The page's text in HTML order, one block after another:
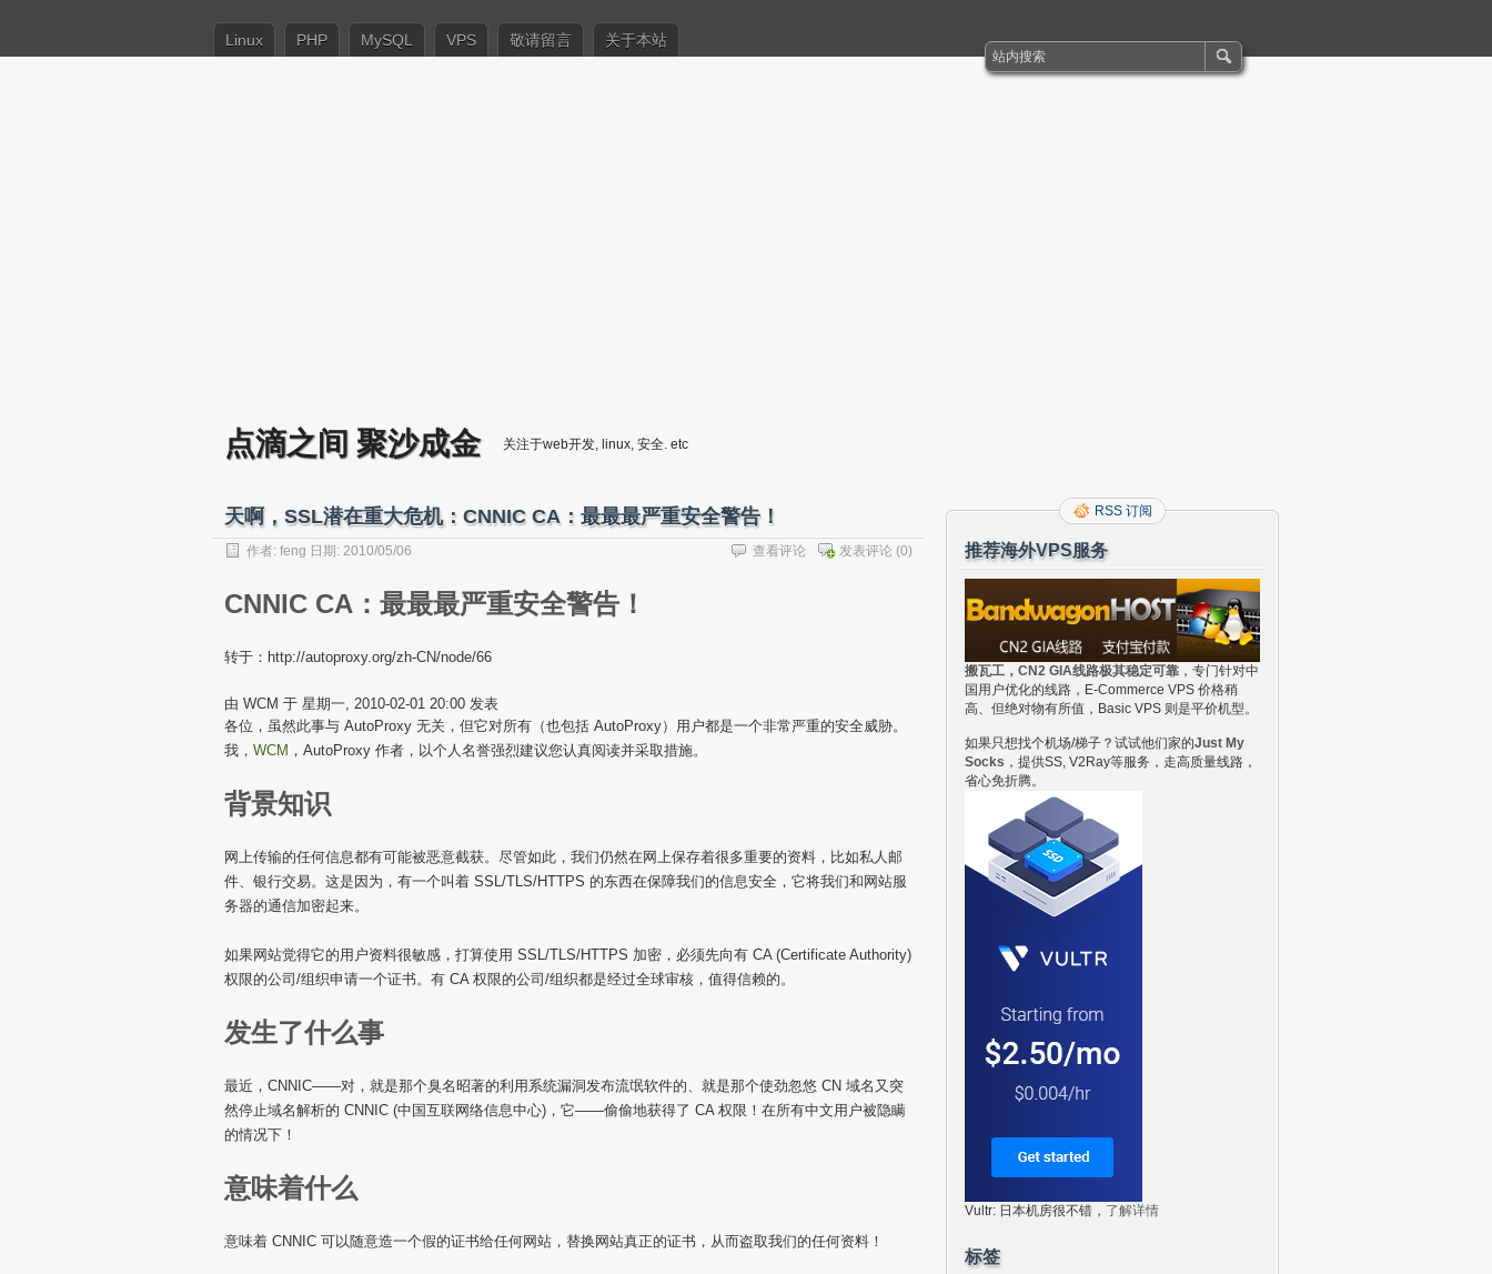
Linux PHP MySQL VPS 敬请留言 关于本站
点滴之间 聚沙成金 关注于web开发, linux, 安全. etc
天啊，SSL潜在重大危机：CNNIC CA：最最最严重安全警告！
作者: feng 日期: 2010/05/06 发表评论 (0)
查看评论
CNNIC CA：最最最严重安全警告！
转于：http://autoproxy.org/zh-CN/node/66
由 WCM 于 星期一, 2010-02-01 20:00 发表
各位，虽然此事与 AutoProxy 无关，但它对所有（也包括 AutoProxy）用户都是一个非常严重的安全威胁。
我， WCM ，AutoProxy 作者，以个人名誉强烈建议您认真阅读并采取措施。
背景知识
网上传输的任何信息都有可能被恶意截获。尽管如此，我们仍然在网上保存着很多重要的资料，比如私人邮
件、银行交易。这是因为，有一个叫着 SSL/TLS/HTTPS 的东西在保障我们的信息安全，它将我们和网站服
务器的通信加密起来。
如果网站觉得它的用户资料很敏感，打算使用 SSL/TLS/HTTPS 加密，必须先向有 CA (Certificate Authority)
权限的公司/组织申请一个证书。有 CA 权限的公司/组织都是经过全球审核，值得信赖的。
发生了什么事
最近，CNNIC——对，就是那个臭名昭著的利用系统漏洞发布流氓软件的、就是那个使劲忽悠 CN 域名又突
然停止域名解析的 CNNIC (中国互联网络信息中心)，它——偷偷地获得了 CA 权限！在所有中文用户被隐瞒
的情况下！
意味着什么
意味着 CNNIC 可以随意造一个假的证书给任何网站，替换网站真正的证书，从而盗取我们的任何资料！
RSS 订阅
推荐海外VPS服务
搬瓦工，CN2 GIA线路极其稳定可靠 ，专门针对中
国用户优化的线路，E-Commerce VPS 价格稍
高、但绝对物有所值，Basic VPS 则是平价机型。
如果只想找个机场/梯子？试试他们家的Just My
Socks ，提供SS, V2Ray等服务，走高质量线路，
省心免折腾。
Vultr: 日本机房很不错， 了解详情
标签